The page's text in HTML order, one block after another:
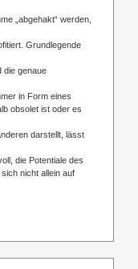
„abgehakt“ werden,
Grundlegende
die genaue
in Form eines
obsolet ist oder es
darstellt, lässt
die Potentiale des
nicht allein auf